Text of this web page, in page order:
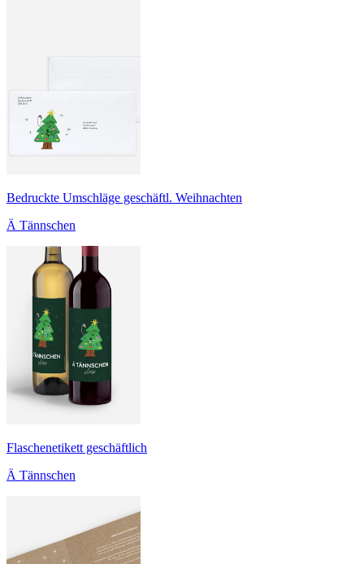
Bedruckte Umschläge geschäftl. Weihnachten
Ä Tännschen
Flaschenetikett geschäftlich
Ä Tännschen